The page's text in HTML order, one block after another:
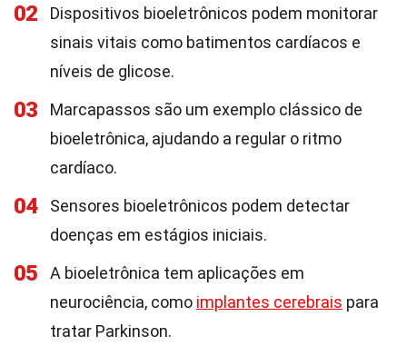
02
Dispositivos bioeletrônicos podem monitorar
sinais vitais como batimentos cardíacos e
níveis de glicose.
03
Marcapassos são um exemplo clássico de
bioeletrônica, ajudando a regular o ritmo
cardíaco.
04
Sensores bioeletrônicos podem detectar
doenças em estágios iniciais.
05
A bioeletrônica tem aplicações em
neurociência, como implantes cerebrais para
tratar Parkinson.